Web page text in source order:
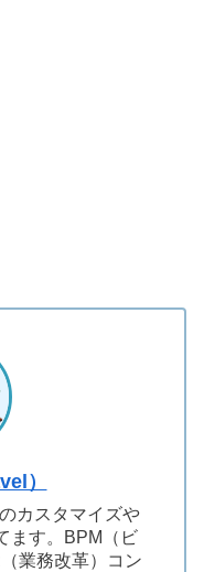
）
カスタマイズや
ます。BPM（ビ
業務改革）コン